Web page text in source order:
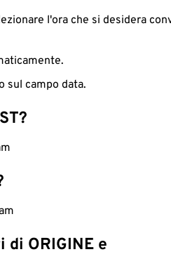
l'ora che si desidera
sul campo data.
ORIGINE e